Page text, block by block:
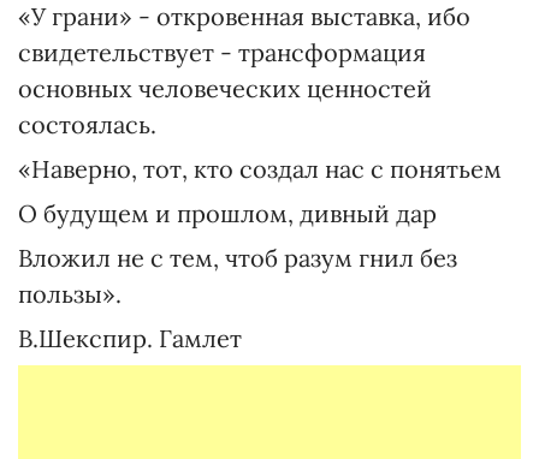
«У грани» - откровенная выставка, ибо
свидетельствует - трансформация
основных человеческих ценностей
состоялась.
«Наверно, тот, кто создал нас с понятьем
О будущем и прошлом, дивный дар
Вложил не с тем, чтоб разум гнил без
пользы».
В.Шекспир. Гамлет